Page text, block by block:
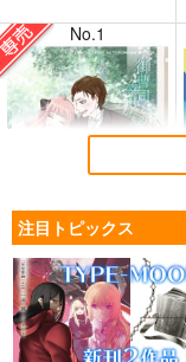
No.1
御曹司との、幸せな結
婚
とろみタツタ
注目トピックス